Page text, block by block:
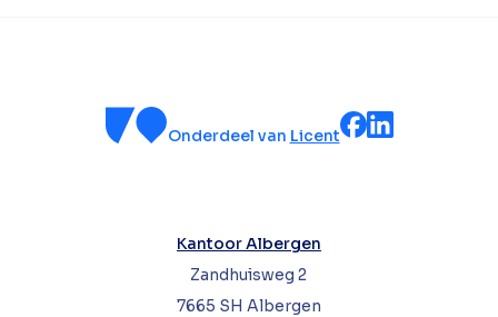
Onderdeel van Licent
Kantoor Albergen
Zandhuisweg 2
7665 SH Albergen